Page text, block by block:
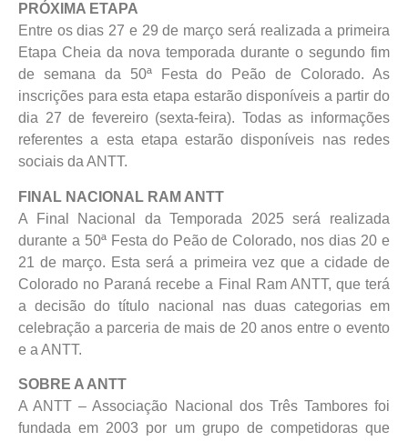
PRÓXIMA ETAPA
Entre os dias 27 e 29 de março será realizada a primeira
Etapa Cheia da nova temporada durante o segundo fim
de semana da 50ª Festa do Peão de Colorado. As
inscrições para esta etapa estarão disponíveis a partir do
dia 27 de fevereiro (sexta-feira). Todas as informações
referentes a esta etapa estarão disponíveis nas redes
sociais da ANTT.
FINAL NACIONAL RAM ANTT
A Final Nacional da Temporada 2025 será realizada
durante a 50ª Festa do Peão de Colorado, nos dias 20 e
21 de março. Esta será a primeira vez que a cidade de
Colorado no Paraná recebe a Final Ram ANTT, que terá
a decisão do título nacional nas duas categorias em
celebração a parceria de mais de 20 anos entre o evento
e a ANTT.
SOBRE A ANTT
A ANTT – Associação Nacional dos Três Tambores foi
fundada em 2003 por um grupo de competidoras que